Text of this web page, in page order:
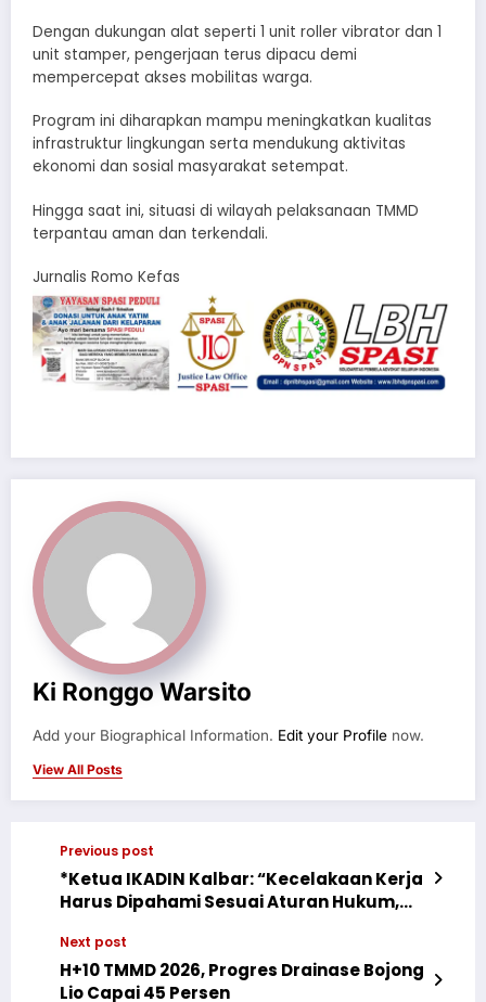
Dengan dukungan alat seperti 1 unit roller vibrator dan 1
unit stamper, pengerjaan terus dipacu demi
mempercepat akses mobilitas warga.
Program ini diharapkan mampu meningkatkan kualitas
infrastruktur lingkungan serta mendukung aktivitas
ekonomi dan sosial masyarakat setempat.
Hingga saat ini, situasi di wilayah pelaksanaan TMMD
terpantau aman dan terkendali.
Jurnalis Romo Kefas
Ki Ronggo Warsito
Add your Biographical Information. Edit your Profile now.
View All Posts
Previous post
*Ketua IKADIN Kalbar: “Kecelakaan Kerja
Harus Dipahami Sesuai Aturan Hukum,
Next post
H+10 TMMD 2026, Progres Drainase Bojong
Lio Capai 45 Persen